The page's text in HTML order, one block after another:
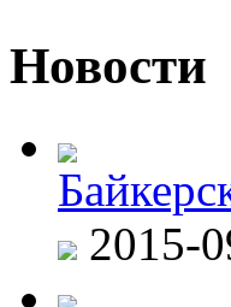
Новости
2015-